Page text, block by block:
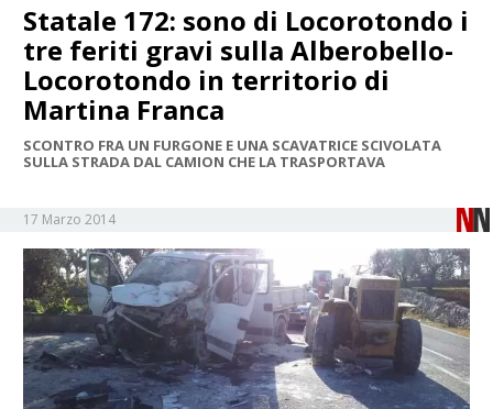
Statale 172: sono di Locorotondo i
tre feriti gravi sulla Alberobello-
Locorotondo in territorio di
Martina Franca
SCONTRO FRA UN FURGONE E UNA SCAVATRICE SCIVOLATA
SULLA STRADA DAL CAMION CHE LA TRASPORTAVA
17 Marzo 2014